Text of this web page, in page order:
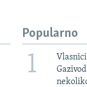
Popularno
1